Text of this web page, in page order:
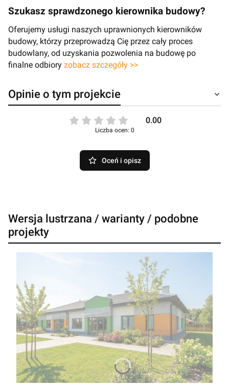
Szukasz sprawdzonego kierownika budowy?
Oferujemy usługi naszych uprawnionych kierowników
budowy, którzy przeprowadzą Cię przez cały proces
budowlany, od uzyskania pozwolenia na budowę po
finalne odbiory zobacz szczegóły >>
Opinie o tym projekcie
0.00
Liczba ocen: 0
Oceń i opisz
Wersja lustrzana / warianty / podobne
projekty